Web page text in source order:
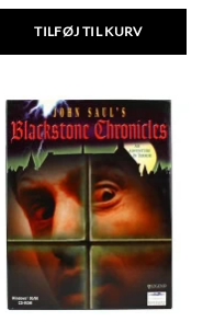
TILFØJ TIL KURV